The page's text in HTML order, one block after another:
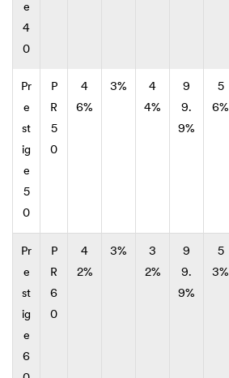
e
4
0
Pr
e
st
ig
e
5
0
P
R
5
0
4
6%
3%
4
4%
9
9.
9%
5
6%
Pr
e
st
ig
e
6
P
R
6
0
4
2%
3%
3
2%
9
9.
9%
5
3%